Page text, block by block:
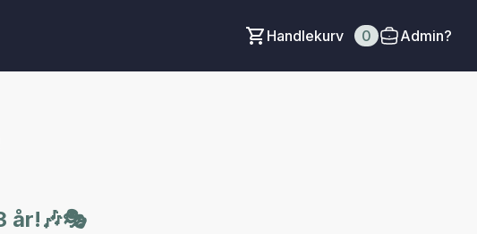
Handlekurv 0 Admin?
år!🎶🎭